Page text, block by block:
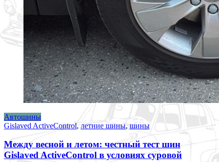
Автошины
Gislaved ActiveControl, летние шины,шины
Между весной и летом: честный тест шин
Gislaved ActiveControl в условиях суровой